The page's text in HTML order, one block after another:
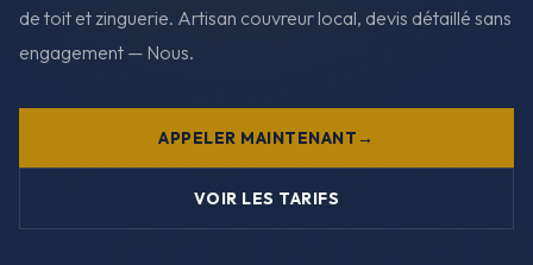
de toit et zinguerie. Artisan couvreur local, devis détaillé sans
engagement — Nous.
APPELER MAINTENANT
VOIR LES TARIFS